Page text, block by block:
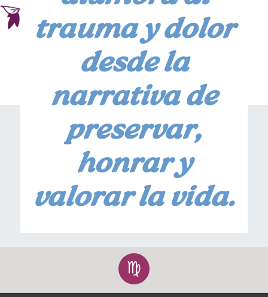
trauma y dolor
desde la
narrativa de
preservar,
honrar y
valorar la vida.